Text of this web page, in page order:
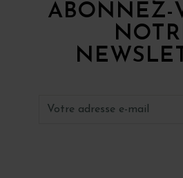
ABONNEZ-